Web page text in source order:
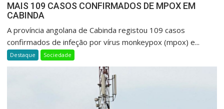
MAIS 109 CASOS CONFIRMADOS DE MPOX EM
CABINDA
A província angolana de Cabinda registou 109 casos
confirmados de infeção por vírus monkeypox (mpox) e...
Destaque Sociedade